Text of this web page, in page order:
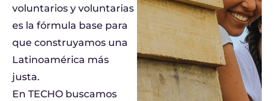
voluntarios y voluntarias
es la fórmula base para
que construyamos una
Latinoamérica más
justa.
En TECHO buscamos